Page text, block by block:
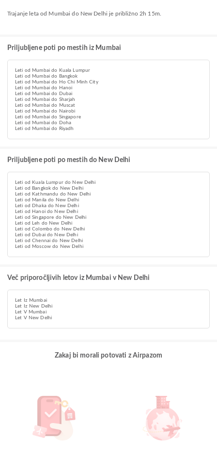
Trajanje leta od Mumbai do New Delhi je približno 2h 15m.
Priljubljene poti po mestih iz Mumbai
Leti od Mumbai do Kuala Lumpur
Leti od Mumbai do Bangkok
Leti od Mumbai do Ho Chi Minh City
Leti od Mumbai do Hanoi
Leti od Mumbai do Dubai
Leti od Mumbai do Sharjah
Leti od Mumbai do Muscat
Leti od Mumbai do Nairobi
Leti od Mumbai do Singapore
Leti od Mumbai do Doha
Leti od Mumbai do Riyadh
Priljubljene poti po mestih do New Delhi
Leti od Kuala Lumpur do New Delhi
Leti od Bangkok do New Delhi
Leti od Kathmandu do New Delhi
Leti od Manila do New Delhi
Leti od Dhaka do New Delhi
Leti od Hanoi do New Delhi
Leti od Singapore do New Delhi
Leti od Leh do New Delhi
Leti od Colombo do New Delhi
Leti od Dubai do New Delhi
Leti od Chennai do New Delhi
Leti od Moscow do New Delhi
Več priporočljivih letov iz Mumbai v New Delhi
Let Iz Mumbai
Let Iz New Delhi
Let V Mumbai
Let V New Delhi
Zakaj bi morali potovati z Airpazom